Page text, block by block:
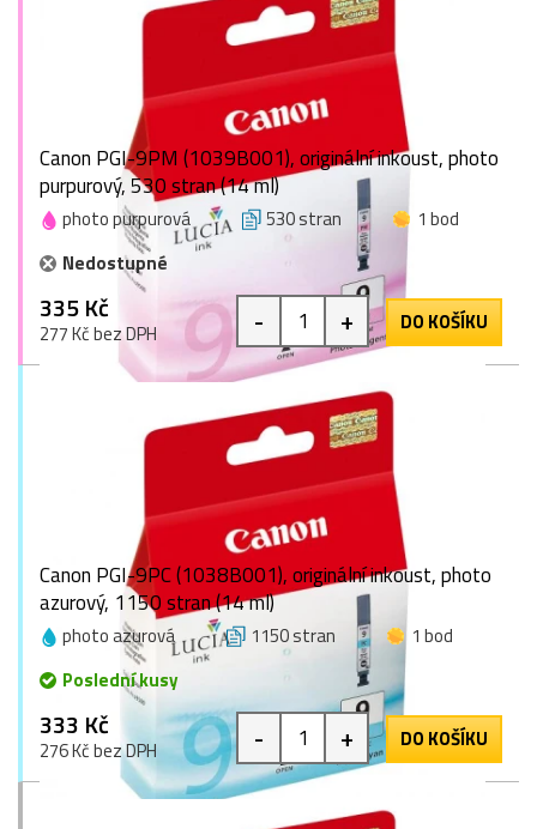
Canon PGI-9PM (1039B001), originální inkoust, photo
purpurový, 530 stran (14 ml)
photo purpurová 530 stran
1 bod
Nedostupné
335 Kč
277 Kč bez DPH - + DO KOŠÍKU
Canon PGI-9PC (1038B001), originální inkoust, photo
azurový, 1150 stran (14 ml)
photo azurová 1150 stran
1 bod
Poslední kusy
333 Kč
276 Kč bez DPH - + DO KOŠÍKU